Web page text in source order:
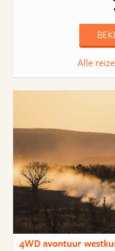
Alle
4WD avontuur